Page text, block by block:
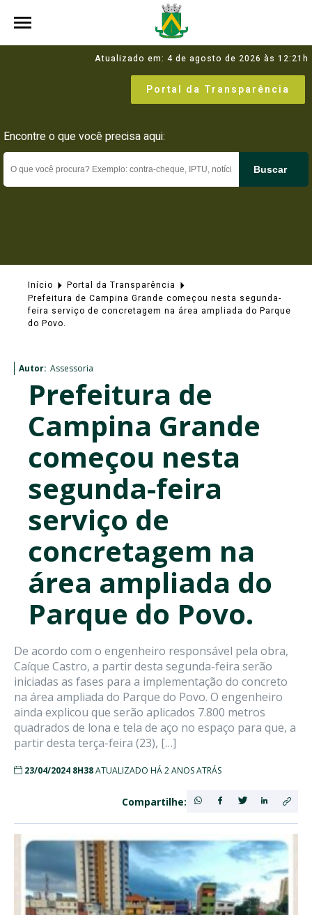
Atualizado em: 4 de agosto de 2026 às 12:21h
Portal da Transparência
Encontre o que você precisa aqui:
Buscar
Início
Portal da Transparência
Prefeitura de Campina Grande começou nesta segunda-
feira serviço de concretagem na área ampliada do Parque
do Povo.
Autor: Assessoria
Prefeitura de
Campina Grande
começou nesta
segunda-feira
serviço de
concretagem na
área ampliada do
Parque do Povo.
De acordo com o engenheiro responsável pela obra,
Caíque Castro, a partir desta segunda-feira serão
iniciadas as fases para a implementação do concreto
na área ampliada do Parque do Povo. O engenheiro
ainda explicou que serão aplicados 7.800 metros
quadrados de lona e tela de aço no espaço para que, a
partir desta terça-feira (23), […]
23/04/2024 8H38ATUALIZADO HÁ 2 ANOS ATRÁS
Compartilhe: